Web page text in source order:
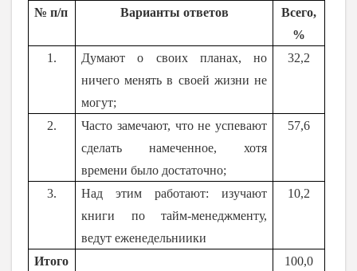
№ п/п
Варианты ответов
Всего,
%
1.
Думают о своих планах, но
ничего менять в своей жизни не
могут;
32,2
2.
Часто замечают, что не успевают
сделать намеченное, хотя
времени было достаточно;
57,6
3.
Над этим работают: изучают
книги по тайм-менеджменту,
ведут еженедельниики
10,2
Итого 100,0